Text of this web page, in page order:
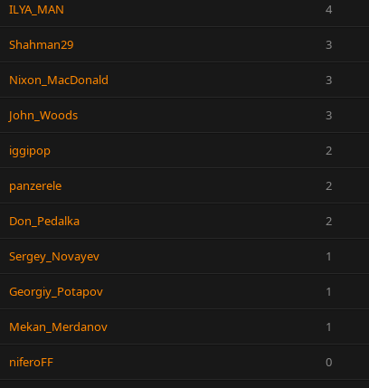
ILYA_MAN 4
Shahman29 3
Nixon_MacDonald 3
John_Woods 3
iggipop 2
panzerele 2
Don_Pedalka 2
Sergey_Novayev 1
Georgiy_Potapov 1
Mekan_Merdanov 1
niferoFF 0